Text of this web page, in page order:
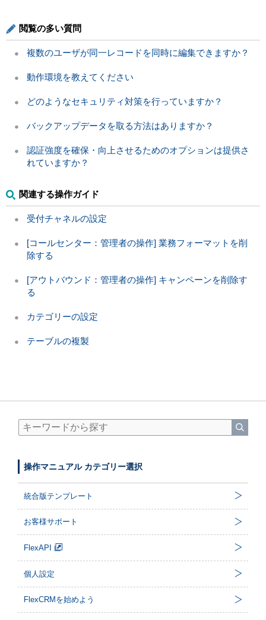
閲覧の多い質問
複数のユーザが同一レコードを同時に編集できますか？
動作環境を教えてください
どのようなセキュリティ対策を行っていますか？
バックアップデータを取る方法はありますか？
認証強度を確保・向上させるためのオプションは提供さ
れていますか？
関連する操作ガイド
受付チャネルの設定
[コールセンター：管理者の操作] 業務フォーマットを削
除する
[アウトバウンド：管理者の操作] キャンペーンを削除す
る
カテゴリーの設定
テーブルの複製
操作マニュアル カテゴリー選択
統合版テンプレート
お客様サポート
FlexAPI
個人設定
FlexCRMを始めよう